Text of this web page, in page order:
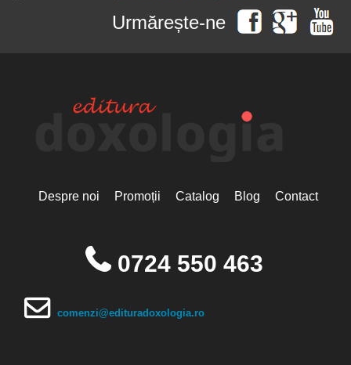
Urmărește-ne
Despre noi Promoții Catalog Blog Contact
0724 550 463
comenzi@edituradoxologia.ro